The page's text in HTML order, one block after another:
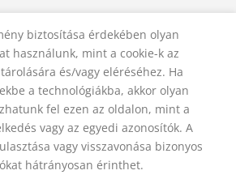
NYILATKOZAT
ÁSZF
SZÁLLÍTÁSI FELTÉTELEK
A SZERZŐDÉSTŐL
- 2026 Trigon 9000 Kft.
biztosítása érdekében olyan
használunk, mint a cookie-k az
és/vagy eléréséhez. Ha
a technológiákba, akkor olyan
fel ezen az oldalon, mint a
vagy az egyedi azonosítók. A
vagy visszavonása bizonyos
hátrányosan érinthet.